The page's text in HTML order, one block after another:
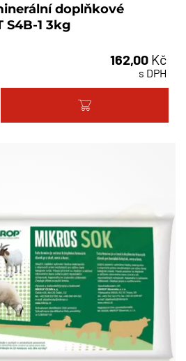
doplňkové
S4B-1 3kg
162,00 Kč
s DPH